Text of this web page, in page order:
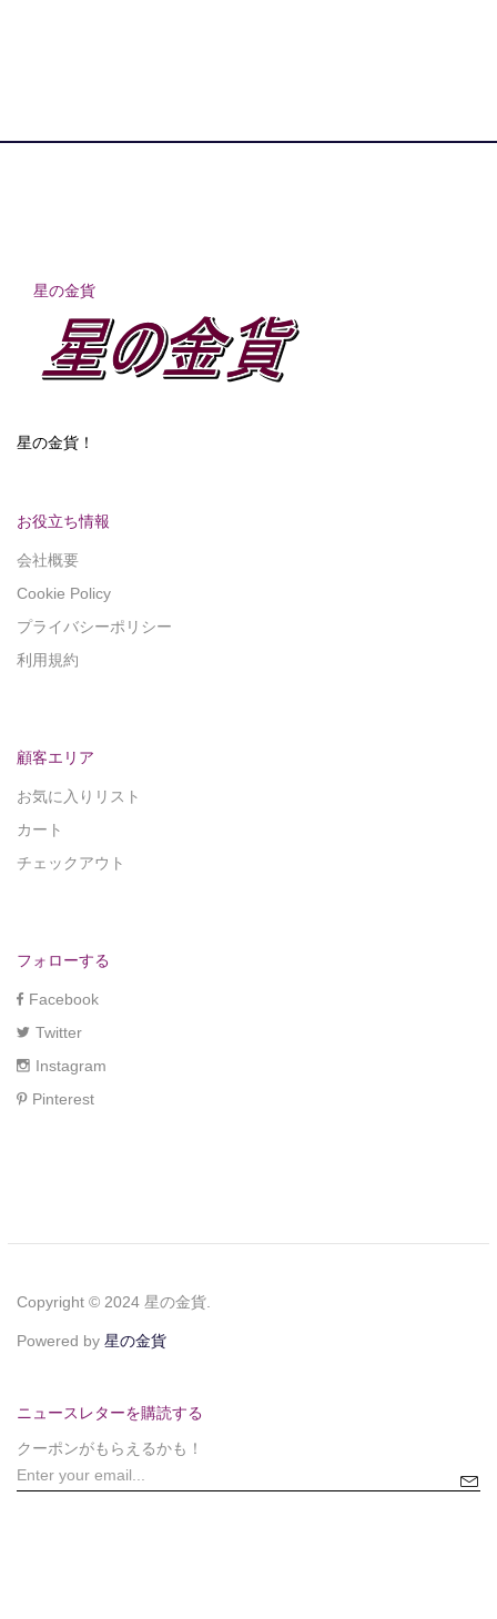
星の金貨
星の金貨！
お役立ち情報
会社概要
Cookie Policy
プライバシーポリシー
利用規約
顧客エリア
お気に入りリスト
カート
チェックアウト
フォローする
Facebook
Twitter
Instagram
Pinterest
Copyright © 2024 星の金貨.
Powered by 星の金貨
ニュースレターを購読する
クーポンがもらえるかも！